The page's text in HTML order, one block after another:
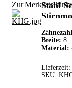
Zur Merkliste
Stahl
Breite: 8
Material:
Lieferzeit:
SKU: